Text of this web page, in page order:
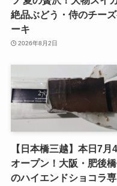
絶品ぶどう・侍のチー
ーキ
2026年8月2日
【日本橋三越】本日7月
オープン！大阪・肥後
のハイエンドショコラ